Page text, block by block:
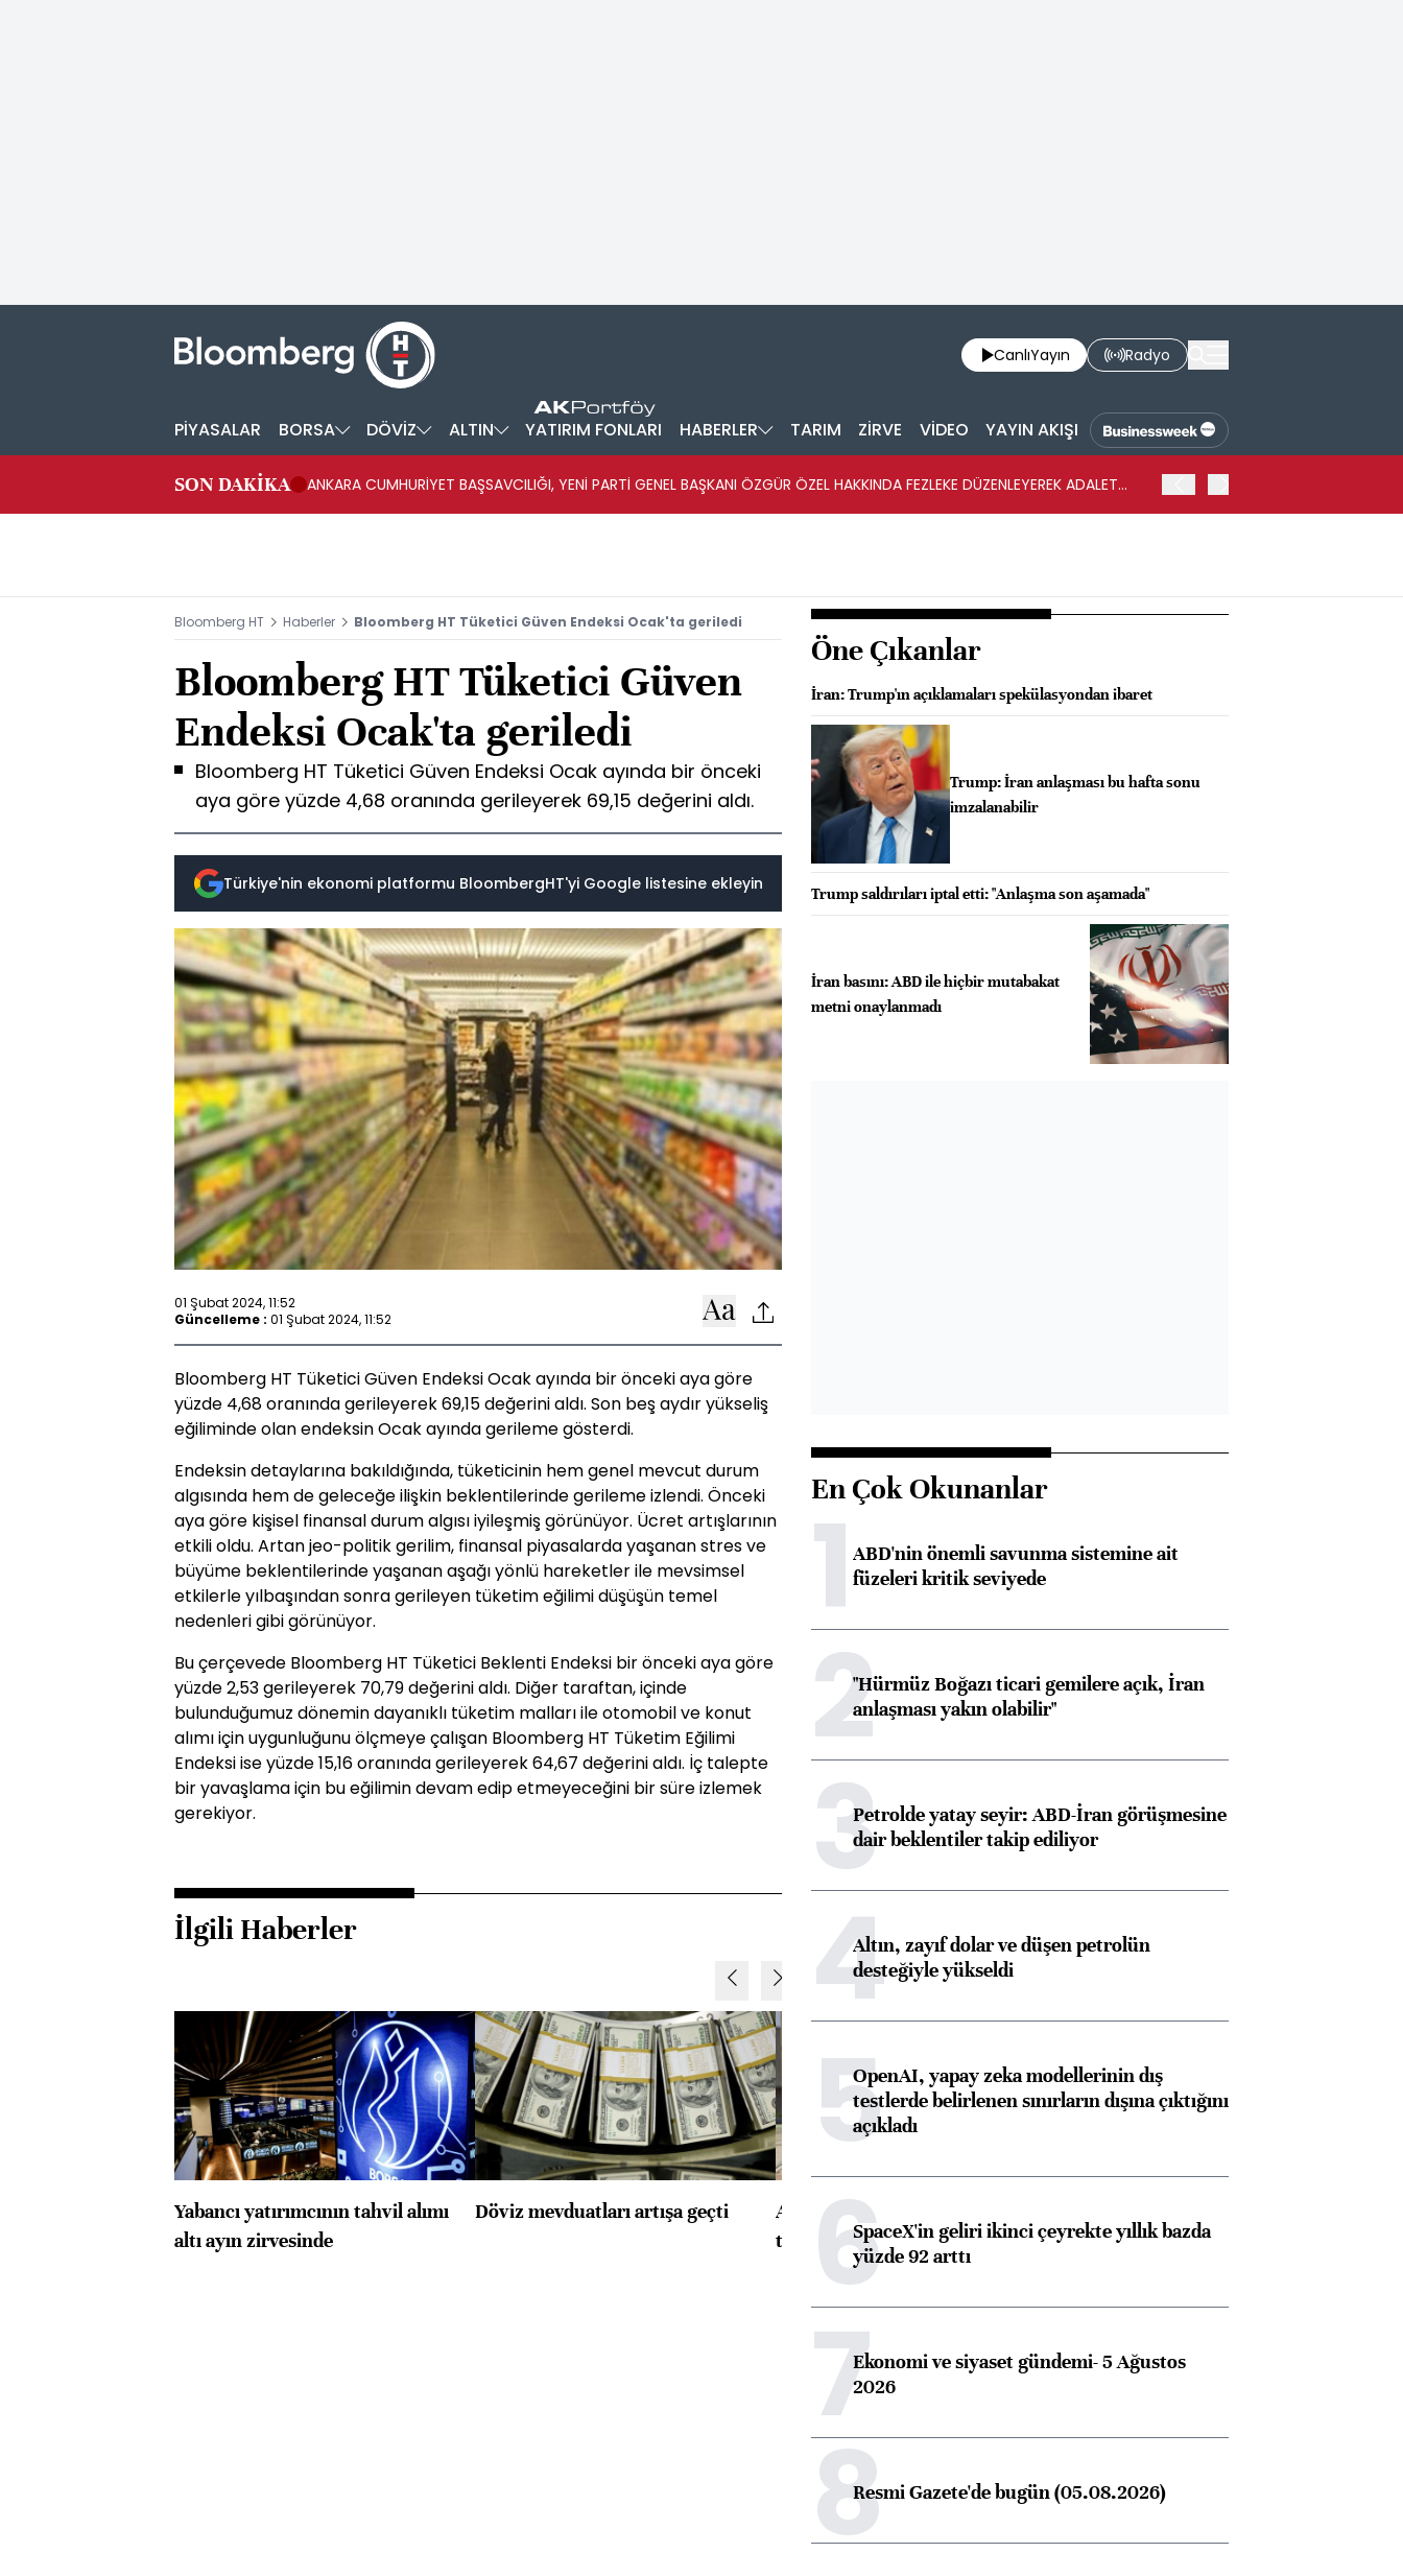
CanlıYayın Radyo
PİYASALAR BORSA DÖVİZ ALTIN YATIRIM FONLARI HABERLER TARIM ZİRVE VİDEO YAYIN AKIŞI
SON DAKİKA
ANKARA CUMHURİYET BAŞSAVCILIĞI, YENİ PARTİ GENEL BAŞKANI ÖZGÜR ÖZEL HAKKINDA FEZLEKE DÜZENLEYEREK ADALET
Bloomberg HT Haberler Bloomberg HT Tüketici Güven Endeksi Ocak'ta geriledi
Bloomberg HT Tüketici Güven
Endeksi Ocak'ta geriledi
Bloomberg HT Tüketici Güven Endeksi Ocak ayında bir önceki
aya göre yüzde 4,68 oranında gerileyerek 69,15 değerini aldı.
Türkiye'nin ekonomi platformu BloombergHT'yi Google listesine ekleyin
01 Şubat 2024, 11:52
Güncelleme : 01 Şubat 2024, 11:52
Bloomberg HT Tüketici Güven Endeksi Ocak ayında bir önceki aya göre
yüzde 4,68 oranında gerileyerek 69,15 değerini aldı. Son beş aydır yükseliş
eğiliminde olan endeksin Ocak ayında gerileme gösterdi.
Endeksin detaylarına bakıldığında, tüketicinin hem genel mevcut durum
algısında hem de geleceğe ilişkin beklentilerinde gerileme izlendi. Önceki
aya göre kişisel finansal durum algısı iyileşmiş görünüyor. Ücret artışlarının
etkili oldu. Artan jeo-politik gerilim, finansal piyasalarda yaşanan stres ve
büyüme beklentilerinde yaşanan aşağı yönlü hareketler ile mevsimsel
etkilerle yılbaşından sonra gerileyen tüketim eğilimi düşüşün temel
nedenleri gibi görünüyor.
Bu çerçevede Bloomberg HT Tüketici Beklenti Endeksi bir önceki aya göre
yüzde 2,53 gerileyerek 70,79 değerini aldı. Diğer taraftan, içinde
bulunduğumuz dönemin dayanıklı tüketim malları ile otomobil ve konut
alımı için uygunluğunu ölçmeye çalışan Bloomberg HT Tüketim Eğilimi
Endeksi ise yüzde 15,16 oranında gerileyerek 64,67 değerini aldı. İç talepte
bir yavaşlama için bu eğilimin devam edip etmeyeceğini bir süre izlemek
gerekiyor.
İlgili Haberler
Yabancı yatırımcının tahvil alımı
altı ayın zirvesinde
Döviz mevduatları artışa geçti
ABD'de konut başlangıçları
toparlandı
konusunda Unicredit ile
görüşmelere hazırlanıyor
Öne Çıkanlar
İran: Trump'ın açıklamaları spekülasyondan ibaret
Trump: İran anlaşması bu hafta sonu
imzalanabilir
Trump saldırıları iptal etti: "Anlaşma son aşamada"
İran basını: ABD ile hiçbir mutabakat
metni onaylanmadı
En Çok Okunanlar
1ABD'nin önemli savunma sistemine ait
füzeleri kritik seviyede
2"Hürmüz Boğazı ticari gemilere açık, İran
anlaşması yakın olabilir"
3Petrolde yatay seyir: ABD-İran görüşmesine
dair beklentiler takip ediliyor
4Altın, zayıf dolar ve düşen petrolün
desteğiyle yükseldi
5OpenAI, yapay zeka modellerinin dış
testlerde belirlenen sınırların dışına çıktığını
açıkladı
6SpaceX'in geliri ikinci çeyrekte yıllık bazda
yüzde 92 arttı
7Ekonomi ve siyaset gündemi- 5 Ağustos
2026
8Resmi Gazete'de bugün (05.08.2026)